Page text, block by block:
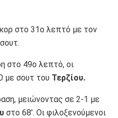
στο 31ο λεπτό με τον
στο 49ο λεπτό, οι
με σουτ του Τερζίου.
μειώνοντας σε 2-1 με
στο 68′. Οι φιλοξενούμενοι